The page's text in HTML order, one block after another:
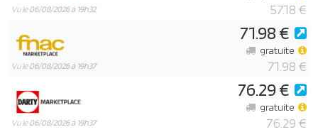
Vu le06/08/2026 à 19h32 57.18 €
Vu le06/08/2026 à 19h37
71.98 €
71.98 €
gratuite
Vu le06/08/2026 à 19h37
76.29 €
76.29 €
gratuite